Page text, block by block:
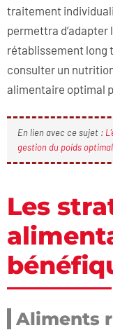
traitement
permettra
rétablissement long
consulter un
alimentaire optimal
En lien avec ce sujet :
gestion du poids optimal
Les
Aliments